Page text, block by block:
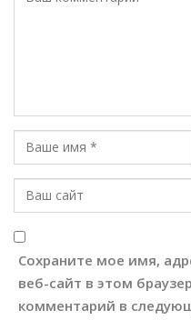
Сохраните мое имя,
веб-сайт в этом
комментарий в